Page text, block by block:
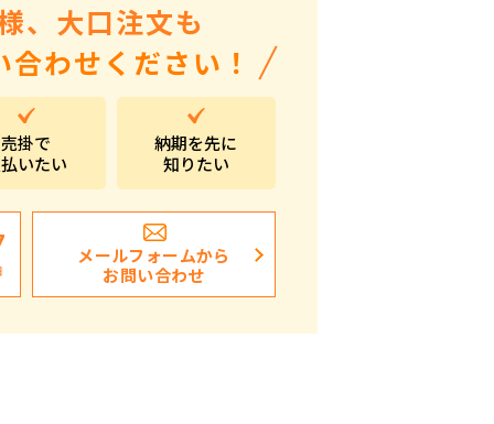
入学・卒業記念品
自治体・公共団体向け
ポストイン
ばらまき、ショップイベント向け粗品・ノベ
ルティ
、大口注文も
わせください！
売掛で
いたい
納期を先に
知りたい
メールフォームから
お問い合わせ